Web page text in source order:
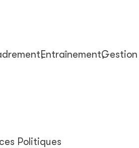
Entraînement
Politiques